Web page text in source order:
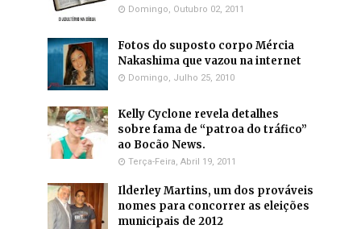
Domingo, Outubro 02, 2011
Fotos do suposto corpo Mércia
Nakashima que vazou na internet
Domingo, Julho 25, 2010
Kelly Cyclone revela detalhes
sobre fama de “patroa do tráfico”
ao Bocão News.
Terça-Feira, Abril 19, 2011
Ilderley Martins, um dos prováveis
nomes para concorrer as eleições
municipais de 2012